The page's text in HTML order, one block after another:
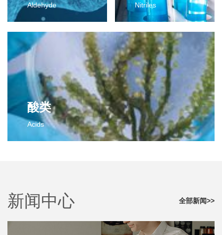
更多>>
Aldehyde
醛类
2,6-二氯苯甲醛
2,3-二氯苯甲醛
邻氟苯甲醛
间氟苯甲醛
间氯苯甲醛
更多>>
Nitriles
腈类
2,4-二氯苯腈
对氟苯甲腈
邻氟苯甲腈
间氟苯甲腈
间氯苯甲腈
对氯苯甲腈
对氟苯乙腈
邻氟苯乙腈
间氟苯乙腈
酸类
Acids
更多>>
新闻中心 全部新闻>>